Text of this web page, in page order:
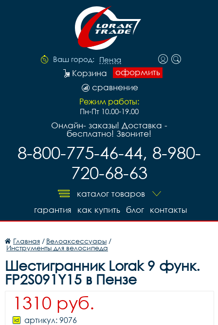
Ваш город: Пенза
оформить
Корзина
сравнение
Режим работы:
Пн-Пт 10.00-19.00
Онлайн- заказы! Доставка -
бесплатно! Звоните!
8-800-775-46-44, 8-980-
720-68-63
каталог товаров
контакты
блог
как купить
гарантия
Главная / Велоаксессуары /
Инструменты для велосипеда
Шестигранник Lorak 9 функ.
FP2S091Y15 в Пензе
1310 руб.
артикул: 9076